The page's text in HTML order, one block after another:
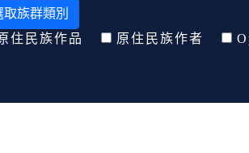
取族群類別
住民族作品
原住民族作者